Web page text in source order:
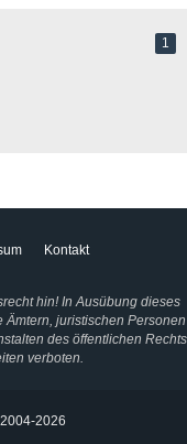
1
Kontakt
hin! In Ausübung dieses
juristischen Personen
des öffentlichen Rechts
verboten.
2026